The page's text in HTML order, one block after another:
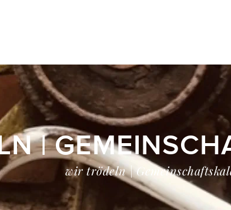
|
wir trödeln |